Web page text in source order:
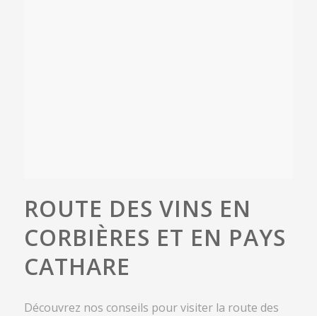
ROUTE DES VINS EN
CORBIÈRES ET EN PAYS
CATHARE
Découvrez nos conseils pour visiter la route des